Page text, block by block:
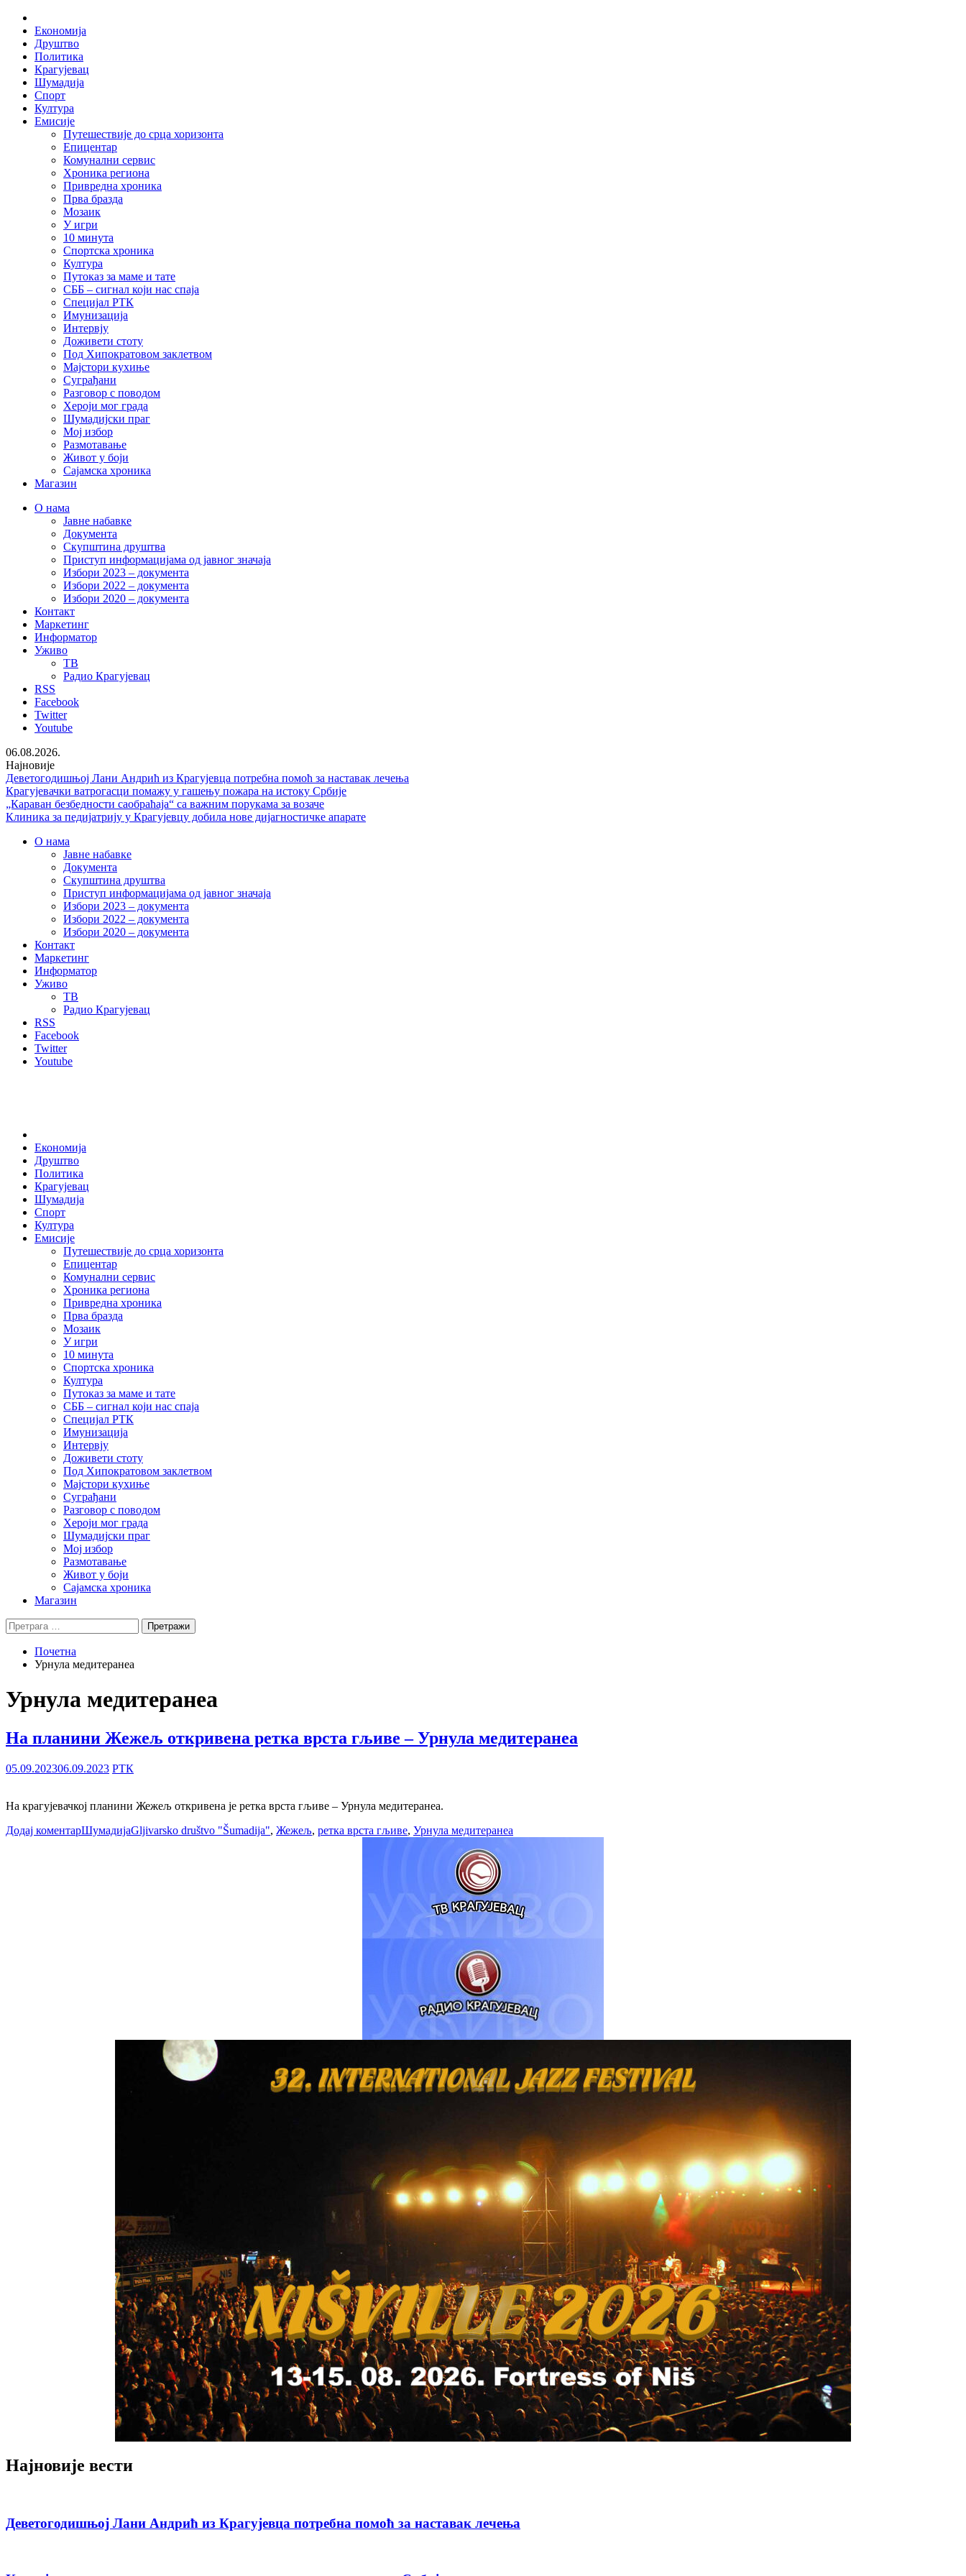
Skip
content
Економија
Друштво
Политика
Крагујевац
Шумадија
Спорт
Култура
Емисије
Путешествије до срца хоризонта
Епицентар
Комунални сервис
Хроника региона
Привредна хроника
Прва бразда
Мозаик
У игри
10 минута
Спортска хроника
Култура
Путоказ за маме и тате
СББ – сигнал који нас спаја
Специјал РТК
Имунизација
Интервју
Доживети стоту
Под Хипократовом заклетвом
Мајстори кухиње
Суграђани
Разговор с поводом
Хероји мог града
Шумадијски праг
Мој избор
Размотавање
Живот у боји
Сајамска хроника
Магазин
О нама
Јавне набавке
Документа
Скупштина друштва
Приступ информацијама од јавног значаја
Избори 2023 – документа
Избори 2022 – документа
Избори 2020 – документа
Контакт
Маркетинг
Информатор
Уживо
ТВ
Радио Крагујевац
RSS
Facebook
Twitter
Youtube
06.08.2026.
Најновије
Деветогодишњој Лани Андрић из Крагујевца потребна помоћ за наставак лечења
Крагујевачки ватрогасци помажу у гашењу пожара на истоку Србије
„Караван безбедности саобраћаја“ са важним порукама за возаче
Клиника за педијатрију у Крагујевцу добила нове дијагностичке апарате
О нама
Јавне набавке
Документа
Скупштина друштва
Приступ информацијама од јавног значаја
Избори 2023 – документа
Избори 2022 – документа
Избори 2020 – документа
Контакт
Маркетинг
Информатор
Уживо
ТВ
Радио Крагујевац
RSS
Facebook
Twitter
Youtube
Економија
Друштво
Политика
Крагујевац
Шумадија
Спорт
Култура
Емисије
Путешествије до срца хоризонта
Епицентар
Комунални сервис
Хроника региона
Привредна хроника
Прва бразда
Мозаик
У игри
10 минута
Спортска хроника
Култура
Путоказ за маме и тате
СББ – сигнал који нас спаја
Специјал РТК
Имунизација
Интервју
Доживети стоту
Под Хипократовом заклетвом
Мајстори кухиње
Суграђани
Разговор с поводом
Хероји мог града
Шумадијски праг
Мој избор
Размотавање
Живот у боји
Сајамска хроника
Магазин
Претрага
за:
Почетна
Урнула медитеранеа
Урнула медитеранеа
На планини Жежељ откривена ретка врста гљиве – Урнула медитеранеа
05.09.202306.09.2023 РТК
На крагујевачкој планини Жежељ откривена је ретка врста гљиве – Урнула медитеранеа.
Додај коментарШумадијаGljivarsko društvo "Šumadija", Жежељ, ретка врста гљиве, Урнула медитеранеа
Најновије вести
Деветогодишњој Лани Андрић из Крагујевца потребна помоћ за наставак лечења